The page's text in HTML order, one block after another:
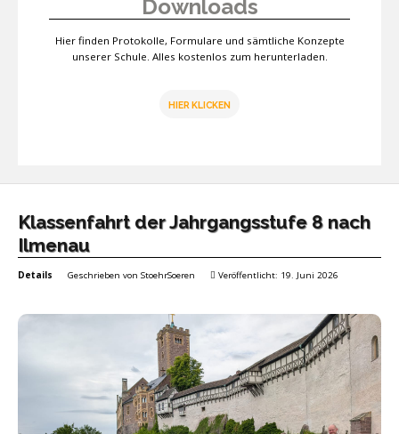
Downloads
Hier finden Protokolle, Formulare und sämtliche Konzepte
unserer Schule. Alles kostenlos zum herunterladen.
HIER KLICKEN
Klassenfahrt der Jahrgangsstufe 8 nach
Ilmenau
Details Geschrieben von StoehrSoeren Veröffentlicht: 19. Juni 2026